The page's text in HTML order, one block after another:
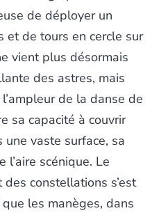
de déployer un
et de tours en cercle sur
vient plus désormais
des astres, mais
de la danse de
sa capacité à couvrir
vaste surface, sa
l’aire scénique. Le
constellations s’est
les manèges, dans